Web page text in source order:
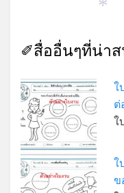
✐สื่ออื่นๆที่น่า
ใ
ต่
ใ
ใ
ข
*